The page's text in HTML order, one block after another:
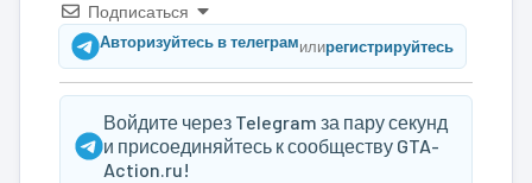
Подписаться
Авторизуйтесь в телеграмилирегистрируйтесь
Войдите через Telegram за пару секунд
и присоединяйтесь к сообществу GTA-
Action.ru!